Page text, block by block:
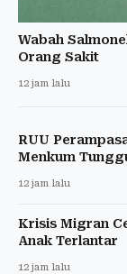
Wabah
Orang Sakit
12 jam lalu
RUU
Menkum
12 jam lalu
Krisis Migran
Anak Terlantar
12 jam lalu